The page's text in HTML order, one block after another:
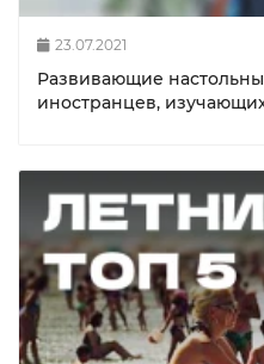
23.07.2021
Развивающие
иностранцев,